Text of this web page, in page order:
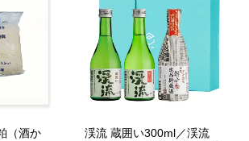
（酒か
渓流 蔵囲い300ml／渓流